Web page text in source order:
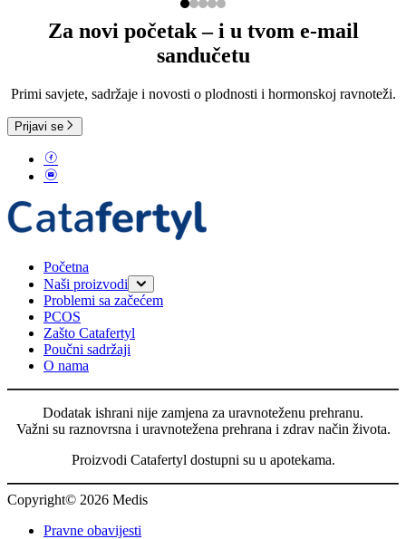
Za novi početak – i u tvom e-mail
sandučetu
Primi savjete, sadržaje i novosti o plodnosti i hormonskoj ravnoteži.
Prijavi se
Početna
Naši proizvodi
Catafertyl FOR HER
Problemi sa začećem
PCOS
Zašto Catafertyl
Poučni sadržaji
O nama
Dodatak ishrani nije zamjena za uravnoteženu prehranu.
Važni su raznovrsna i uravnotežena prehrana i zdrav način života.
Proizvodi Catafertyl dostupni su u apotekama.
Copyright© 2026 Medis
Pravne obavijesti